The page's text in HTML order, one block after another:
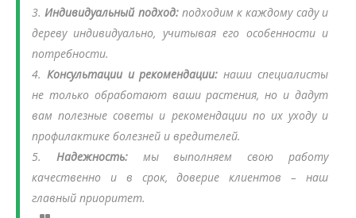
3.Индивидуальный подход:подходим к каждому саду и
дереву индивидуально, учитывая его особенности и
потребности.
4. Консультации и рекомендации: наши специалисты
не только обработают ваши растения, но и дадут
вам полезные советы и рекомендации по их уходу и
профилактике болезней и вредителей.
5. Надежность:мы выполняем свою работу
качественно и в срок, доверие клиентов – наш
главный приоритет.